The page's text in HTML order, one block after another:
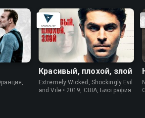
Красивый, плохой, злой
Extremely Wicked, Shockingly Evil
and Vile • 2019, США, Биография